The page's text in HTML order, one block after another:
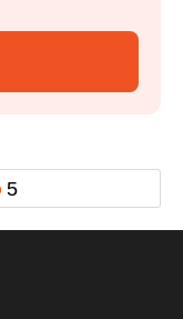
5